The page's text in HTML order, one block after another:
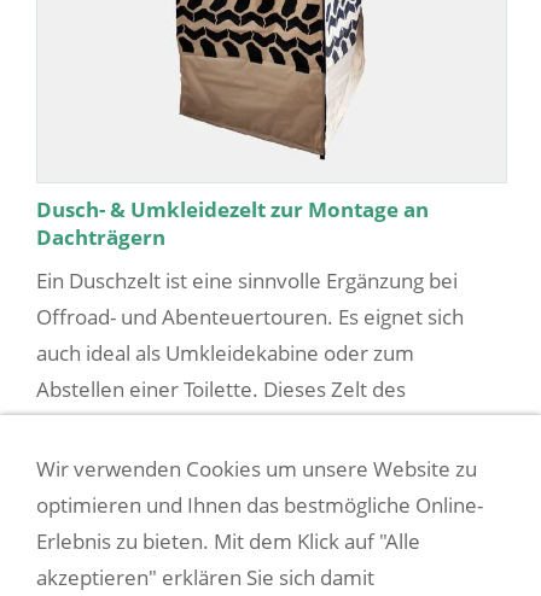
Dusch- & Umkleidezelt zur Montage an
Dachträgern
Ein Duschzelt ist eine sinnvolle Ergänzung bei
Offroad- und Abenteuertouren. Es eignet sich
auch ideal als Umkleidekabine oder zum
Abstellen einer Toilette. Dieses Zelt des
229,90 EUR(incl. 19% USt. zzgl.Versandkosten
1 2 »
Wir verwenden Cookies um unsere Website zu
optimieren und Ihnen das bestmögliche Online-
Erlebnis zu bieten. Mit dem Klick auf "Alle
akzeptieren" erklären Sie sich damit